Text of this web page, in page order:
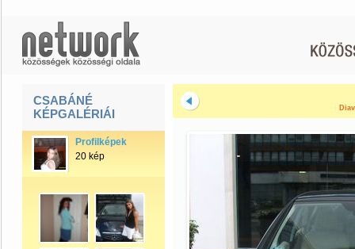
CSABÁNÉ
KÉPGALÉRIÁI
Profilképek
20 kép